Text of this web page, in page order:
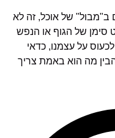
של אוכל, זה לא
של הגוף או הנפש
על עצמנו, כדאי
מה הוא באמת צריך